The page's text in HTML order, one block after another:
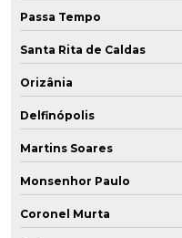
Passa Tempo
Santa Rita de Caldas
Orizânia
Delfinópolis
Martins Soares
Monsenhor Paulo
Coronel Murta